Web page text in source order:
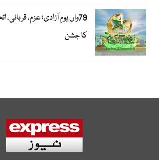
79واں یومِ آزادی؛ عزم،
کا جشن